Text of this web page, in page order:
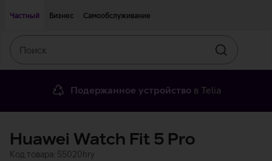
Частный
Бизнес Самообслуживание
Искать
Подержанное устройство в Telia
Huawei Watch Fit 5 Pro
Код товара: 55020hry